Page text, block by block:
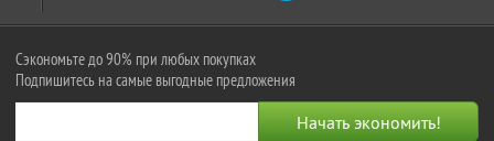
Сэкономьте до 90% при любых покупках
Подпишитесь на самые выгодные предложения